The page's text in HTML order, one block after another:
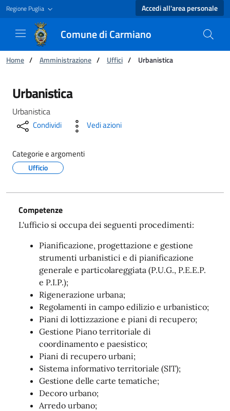
Regione Puglia Accedi all'area personale
Comune di Carmiano
Ti trovi in:
Home / Amministrazione / Uffici / Urbanistica
Urbanistica - Comune di Carmiano
Urbanistica
Urbanistica
Condividi Vedi azioni
Categorie e argomenti
Ufficio
Competenze
L'ufficio si occupa dei seguenti procedimenti:
Pianificazione, progettazione e gestione
strumenti urbanistici e di pianificazione
generale e particolareggiata (P.U.G., P.E.E.P.
e P.I.P.);
Rigenerazione urbana;
Regolamenti in campo edilizio e urbanistico;
Piani di lottizzazione e piani di recupero;
Gestione Piano territoriale di
coordinamento e paesistico;
Piani di recupero urbani;
Sistema informativo territoriale (SIT);
Gestione delle carte tematiche;
Decoro urbano;
Arredo urbano;